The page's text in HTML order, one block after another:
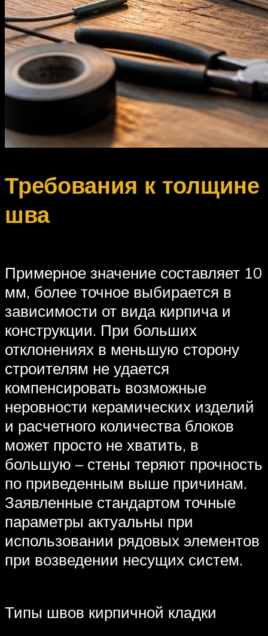
Требования к толщине
шва
Примерное значение составляет 10
мм, более точное выбирается в
зависимости от вида кирпича и
конструкции. При больших
отклонениях в меньшую сторону
строителям не удается
компенсировать возможные
неровности керамических изделий
и расчетного количества блоков
может просто не хватить, в
большую – стены теряют прочность
по приведенным выше причинам.
Заявленные стандартом точные
параметры актуальны при
использовании рядовых элементов
при возведении несущих систем.
Типы швов кирпичной кладки